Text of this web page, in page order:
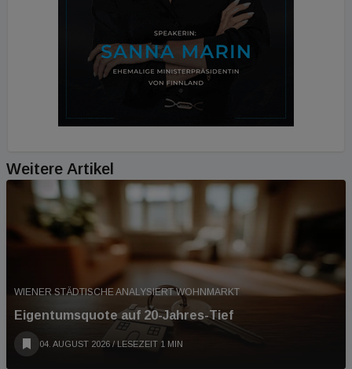
Weitere Artikel
WIENER STÄDTISCHE ANALYSIERT WOHNMARKT
Eigentumsquote auf 20-Jahres-Tief
04. AUGUST 2026 / LESEZEIT 1 MIN